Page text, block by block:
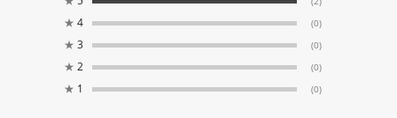
★ 4 (0)
★ 3 (0)
★ 2 (0)
★ 1 (0)